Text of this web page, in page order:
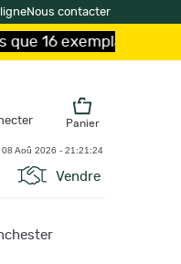
Nous contacter
! / Livraison
Vendre
Panier
08 Aoû 2026 - 21:21:25